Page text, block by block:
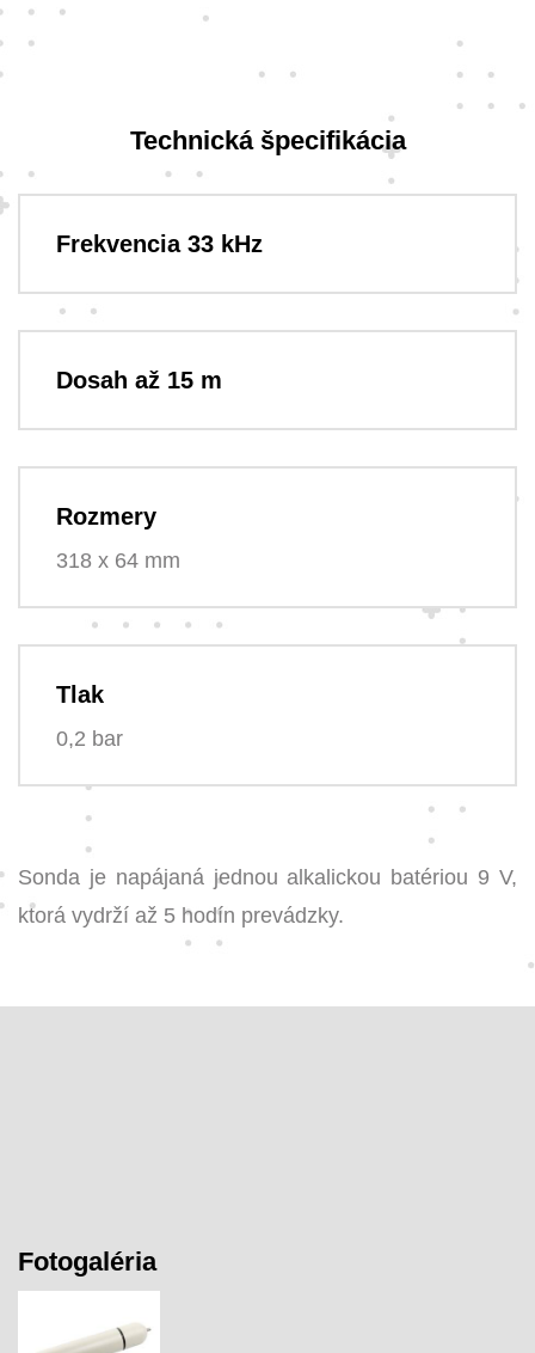
Technická špecifikácia
Frekvencia 33 kHz
Dosah až 15 m
Rozmery
318 x 64 mm
Tlak
0,2 bar
Sonda je napájaná jednou alkalickou batériou 9 V,
ktorá vydrží až 5 hodín prevádzky.
Fotogaléria